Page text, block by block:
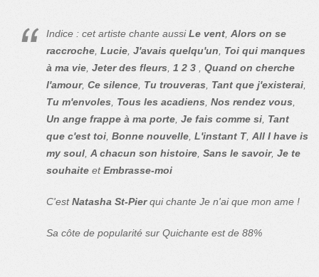
Indice : cet artiste chante aussiLe vent Alors on se
raccroche Lucie J'avais quelqu'un
Toi qui manques
à ma vie Jeter des fleurs 1 2 3
Quand on cherche
l'amour, Ce silence Tu trouveras Tant que j'existerai
Tu m'envoles Tous les acadiens Nos rendez vous
Un ange frappe à ma porte Je fais comme si Tant
que c'est toi Bonne nouvelle L'instant T, All I have is
my soul A chacun son histoire Sans le savoir, Je te
souhaite etEmbrasse-moi
C'estNatasha St-Pierqui chante Je n'ai que mon ame !
Sa côte de popularité sur Quichante est de 88%